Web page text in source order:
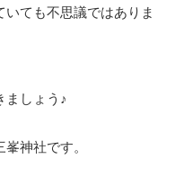
ても不思議ではありま
ましょう♪
神社です。